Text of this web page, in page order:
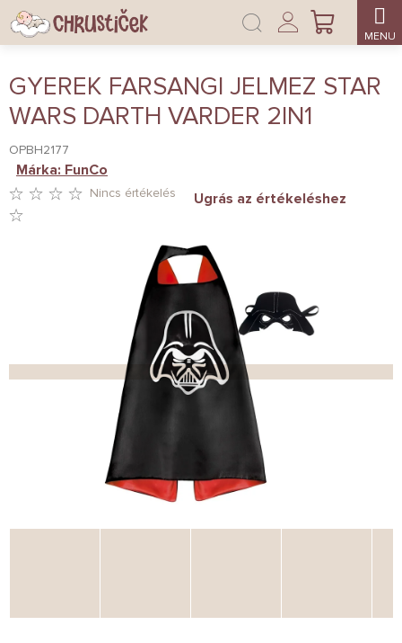
Ugrás
fő
KOSÁR
Bejelentkezés
GYEREK FARSANGI JELMEZ STAR
WARS DARTH VARDER 2IN1
OPBH2177
CSILLAG.
Nincs értékelés Ugrás az értékeléshez
Márka: FunCo